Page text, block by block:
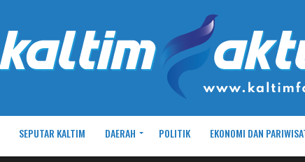
SEPUTAR KALTIM DAERAH POLITIK EKONOMI DAN